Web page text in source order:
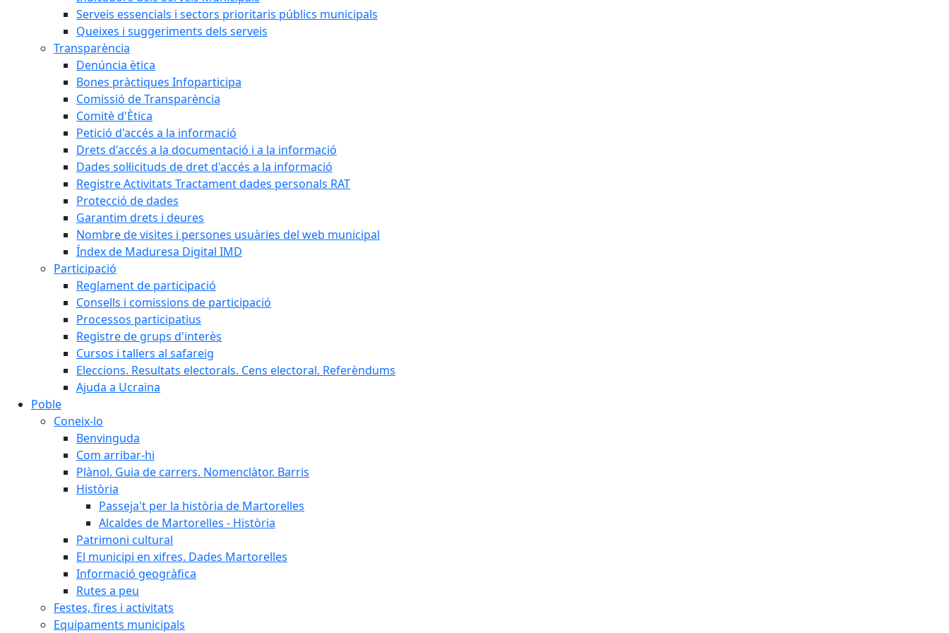
Serveis essencials i sectors prioritaris públics municipals
Queixes i suggeriments dels serveis
Transparència
Denúncia ètica
Bones pràctiques Infoparticipa
Comissió de Transparència
Comitè d'Ètica
Petició d'accés a la informació
Drets d'accés a la documentació i a la informació
Dades sol·licituds de dret d'accés a la informació
Registre Activitats Tractament dades personals RAT
Protecció de dades
Garantim drets i deures
Nombre de visites i persones usuàries del web municipal
Índex de Maduresa Digital IMD
Participació
Reglament de participació
Consells i comissions de participació
Processos participatius
Registre de grups d'interès
Cursos i tallers al safareig
Eleccions. Resultats electorals. Cens electoral. Referèndums
Ajuda a Ucraïna
Poble
Coneix-lo
Benvinguda
Com arribar-hi
Plànol. Guia de carrers. Nomenclàtor. Barris
Història
Passeja't per la història de Martorelles
Alcaldes de Martorelles - Història
Patrimoni cultural
El municipi en xifres. Dades Martorelles
Informació geogràfica
Rutes a peu
Festes, fires i activitats
Equipaments municipals